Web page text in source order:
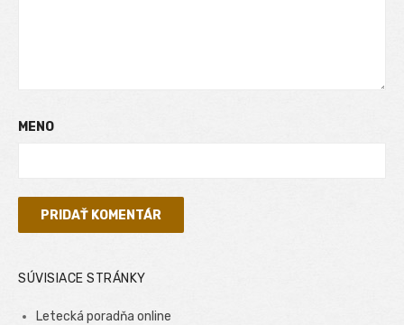
MENO
SÚVISIACE STRÁNKY
Letecká poradňa online